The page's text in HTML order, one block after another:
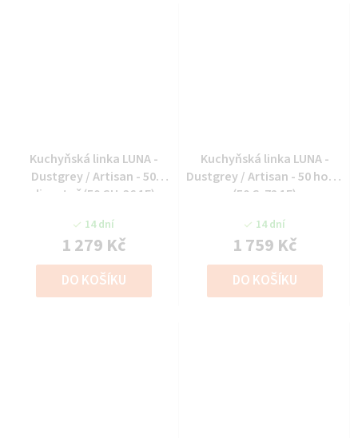
Kuchyňská linka LUNA -
Dustgrey / Artisan - 50
digestoř (50 GU-36 1F)
14 dní
1 279 Kč
DO KOŠÍKU
Kuchyňská linka LUNA -
Dustgrey / Artisan - 50 horní
(50 G-72 1F)
14 dní
1 759 Kč
DO KOŠÍKU